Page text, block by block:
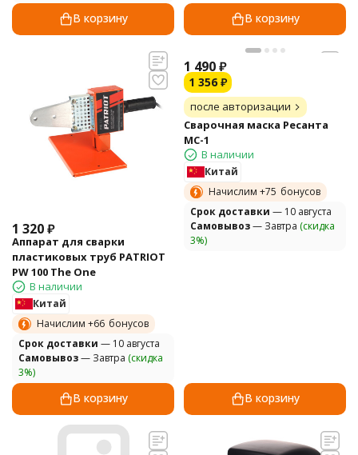
В корзину В корзину
1 320₽
Аппарат для сварки
пластиковых труб PATRIOT
PW 100 The One
В наличии
Китай
Начислим +66 бонусов
Cрок доставки — 10 августа
Самовывоз— Завтра (скидка
3%)
В корзину
1 490₽
1 356 ₽
после авторизации
Сварочная маска Ресанта
МС-1
В наличии
Китай
Начислим +75 бонусов
Cрок доставки — 10 августа
Самовывоз— Завтра (скидка
3%)
В корзину